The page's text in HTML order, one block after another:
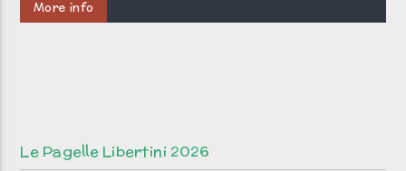
More info
Le Pagelle Libertini 2026